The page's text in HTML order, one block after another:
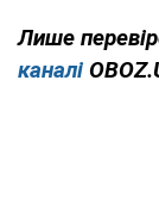
Лише
каналі